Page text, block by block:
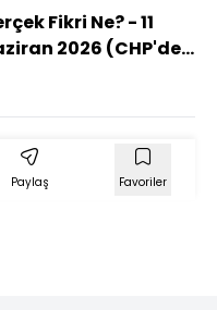
Fikri Ne? - 11
2026 (CHP'de
Paylaş Favoriler